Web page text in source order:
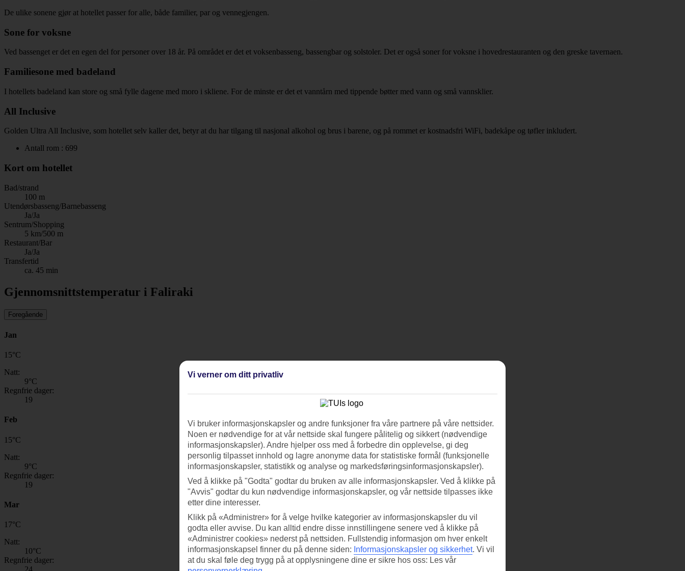
De ulike sonene gjør at hotellet passer for alle, både familier, par og vennegjengen.
Sone for voksne
Ved bassenget er det en egen del for personer over 18 år. På området er det et voksenbasseng, bassengbar og solstoler. Det er også soner for voksne i hovedrestauranten og den greske tavernaen.
Familiesone med badeland
I hotellets badeland kan store og små fylle dagene med moro i skliene. For de minste er det et vanntårn med tippende bøtter med vann og små vannsklier.
All Inclusive
Golden Ultra All Inclusive, som hotellet selv kaller det, betyr at du har tilgang til nasjonal alkohol og brus i barene, og på rommet er kostnadsfri WiFi, badekåpe og tøfler inkludert.
Antall rom : 699
Kort om hotellet
Bad/strand
100 m
Utendørsbasseng/Barnebasseng
Ja/Ja
Sentrum/Shopping
5 km/500 m
Restaurant/Bar
Ja/Ja
Transfertid
ca. 45 min
Gjennomsnittstemperatur i Faliraki
Foregående
Jan
15°C
Natt:
9°C
Regnfrie dager:
19
Feb
15°C
Natt:
9°C
Regnfrie dager:
19
Mar
17°C
Natt:
10°C
Regnfrie dager:
24
Vi verner om ditt privatliv
Vi bruker informasjonskapsler og andre funksjoner fra våre partnere på våre nettsider.
Noen er nødvendige for at vår nettside skal fungere pålitelig og sikkert (nødvendige
informasjonskapsler). Andre hjelper oss med å forbedre din opplevelse, gi deg
personlig tilpasset innhold og lagre anonyme data for statistiske formål (funksjonelle
informasjonskapsler, statistikk og analyse og markedsføringsinformasjonskapsler).
Ved å klikke på "Godta" godtar du bruken av alle informasjonskapsler. Ved å klikke på
"Avvis" godtar du kun nødvendige informasjonskapsler, og vår nettside tilpasses ikke
etter dine interesser.
Klikk på «Administrer» for å velge hvilke kategorier av informasjonskapsler du vil
godta eller avvise. Du kan alltid endre disse innstillingene senere ved å klikke på
«Administrer cookies» nederst på nettsiden. Fullstendig informasjon om hver enkelt
informasjonskapsel finner du på denne siden: Informasjonskapsler og sikkerhet. Vi vil
at du skal føle deg trygg på at opplysningene dine er sikre hos oss: Les vår